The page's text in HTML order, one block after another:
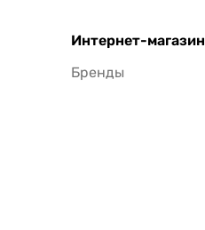
Интернет-магазин
Бренды